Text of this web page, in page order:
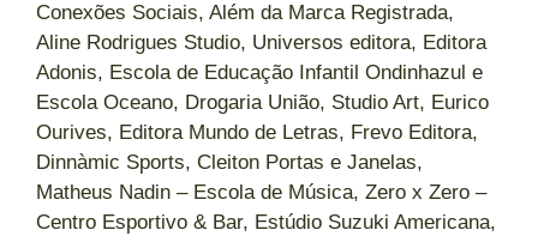
Conexões Sociais, Além da Marca Registrada,
Aline Rodrigues Studio, Universos editora, Editora
Adonis, Escola de Educação Infantil Ondinhazul e
Escola Oceano, Drogaria União, Studio Art, Eurico
Ourives, Editora Mundo de Letras, Frevo Editora,
Dinnàmic Sports, Cleiton Portas e Janelas,
Matheus Nadin – Escola de Música, Zero x Zero –
Centro Esportivo & Bar, Estúdio Suzuki Americana,